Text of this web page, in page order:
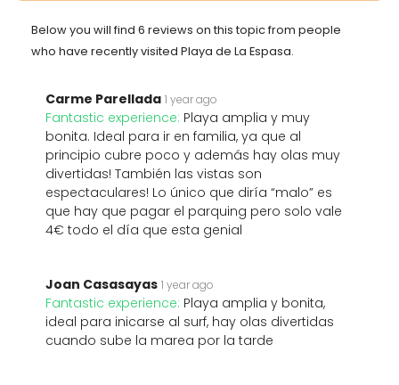
Below you will find 6 reviews on this topic from people
who have recently visited Playa de La Espasa.
Carme Parellada 1 year ago
Fantastic experience: Playa amplia y muy
bonita. Ideal para ir en familia, ya que al
principio cubre poco y además hay olas muy
divertidas! También las vistas son
espectaculares! Lo único que diría “malo” es
que hay que pagar el parquing pero solo vale
4€ todo el día que esta genial
Joan Casasayas 1 year ago
Fantastic experience: Playa amplia y bonita,
ideal para inicarse al surf, hay olas divertidas
cuando sube la marea por la tarde